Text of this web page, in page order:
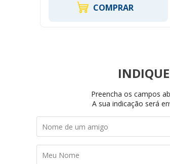
COMPRAR
INDIQUE
Preencha os campos
A sua indicação será